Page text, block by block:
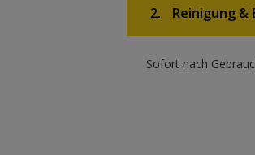
2. Reinigung &
Sofort nach